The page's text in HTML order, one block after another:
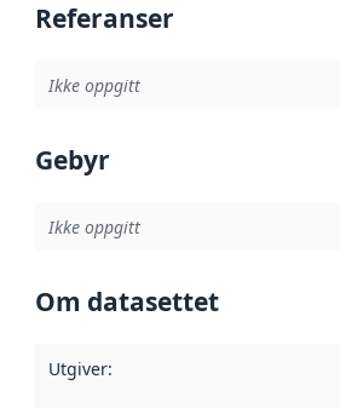
Referanser
Ikke oppgitt
Gebyr
Ikke oppgitt
Om datasettet
Utgiver: